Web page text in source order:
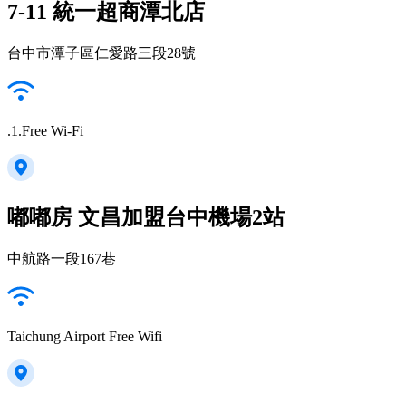
7-11 統一超商潭北店
台中市潭子區仁愛路三段28號
.1.Free Wi-Fi
嘟嘟房 文昌加盟台中機場2站
中航路一段167巷
Taichung Airport Free Wifi